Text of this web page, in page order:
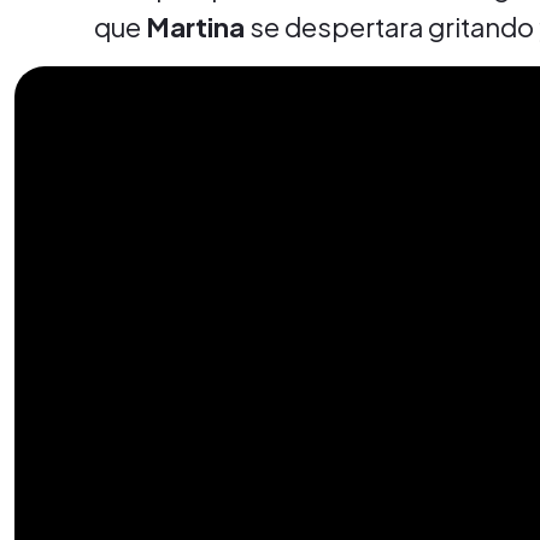
que Martina se despertara gritando